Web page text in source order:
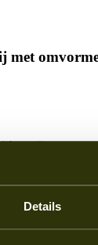
Details
met
met